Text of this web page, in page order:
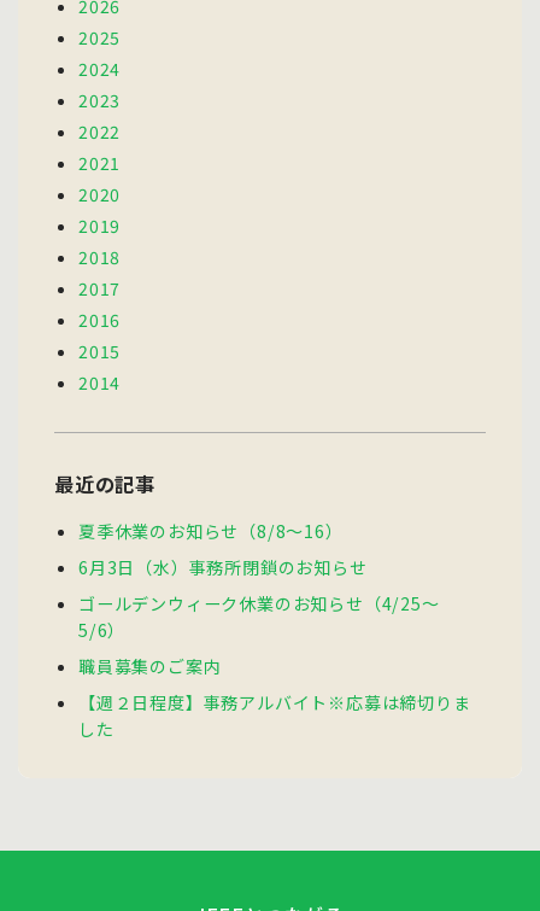
2026
2025
2024
2023
2022
2021
2020
2019
2018
2017
2016
2015
2014
最近の記事
夏季休業のお知らせ（8/8～16）
6月3日（水）事務所閉鎖のお知らせ
ゴールデンウィーク休業のお知らせ（4/25～
5/6）
職員募集のご案内
【週２日程度】事務アルバイト※応募は締切りま
した